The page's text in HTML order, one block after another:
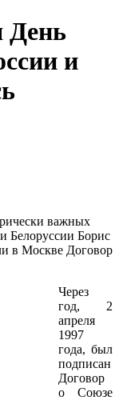
День
и
важных
Белоруссии Борис
в Москве Договор
Через
год, 2
апреля
1997
года, был
подписан
Договор
о Союзе